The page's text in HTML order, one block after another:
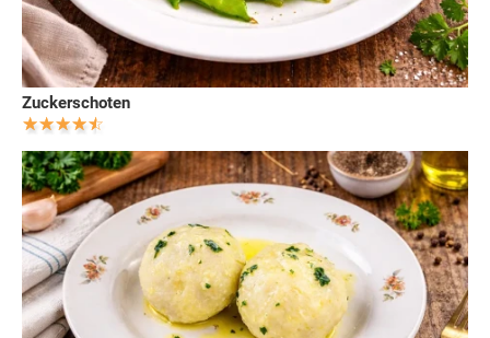
Zuckerschoten